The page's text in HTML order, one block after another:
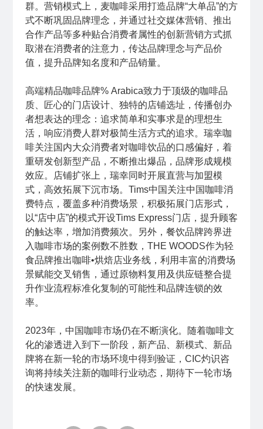
群。营销模式上，麦咖啡采用打造品牌“大单品”的方
式不断巩固品牌理念，并通过社交媒体营销、推出
合作产品等多种贴合消费者属性的创新营销方式抓
取潜在消费者的注意力，传达品牌理念与产品价
值，提升品牌知名度和产品销量。
高端精品咖啡品牌% Arabica致力于顶级的咖啡品
质、匠心的门店设计、独特的店铺选址，传播创办
者想表达的理念：追求简单和实事求是的理想生
活，响应消费人群对极简生活方式的追求。瑞幸咖
啡关注国内大众消费者对咖啡饮品的口感偏好，着
重研发创新型产品，不断推出爆品，品牌形成规模
效应。店铺扩张上，瑞幸同时开展直营与加盟模
式，高效拓展下沉市场。Tims中国关注中国咖啡消
费特点，覆盖多种消费场景，积极拓展门店形式，
以“店中店”的模式开设Tims Express门店，提升顾客
的触达率，增加消费频次。另外，餐饮品牌跨界进
入咖啡市场的案例数不胜数，THE WOODS作为轻
食品牌推出咖啡•烘焙店业务线，利用丰富的消费场
景赋能交叉销售，通过原物料复用及供应链整合提
升作业流程标准化复制的可能性和品牌连锁的效
率。
2023年，中国咖啡市场仍在不断演化。随着咖啡文
化的渗透进入到下一阶段，新产品、新模式、新品
牌将在新一轮的市场环境中得到验证，CIC灼识咨
询将持续关注新的咖啡行业动态，期待下一轮市场
的快速发展。